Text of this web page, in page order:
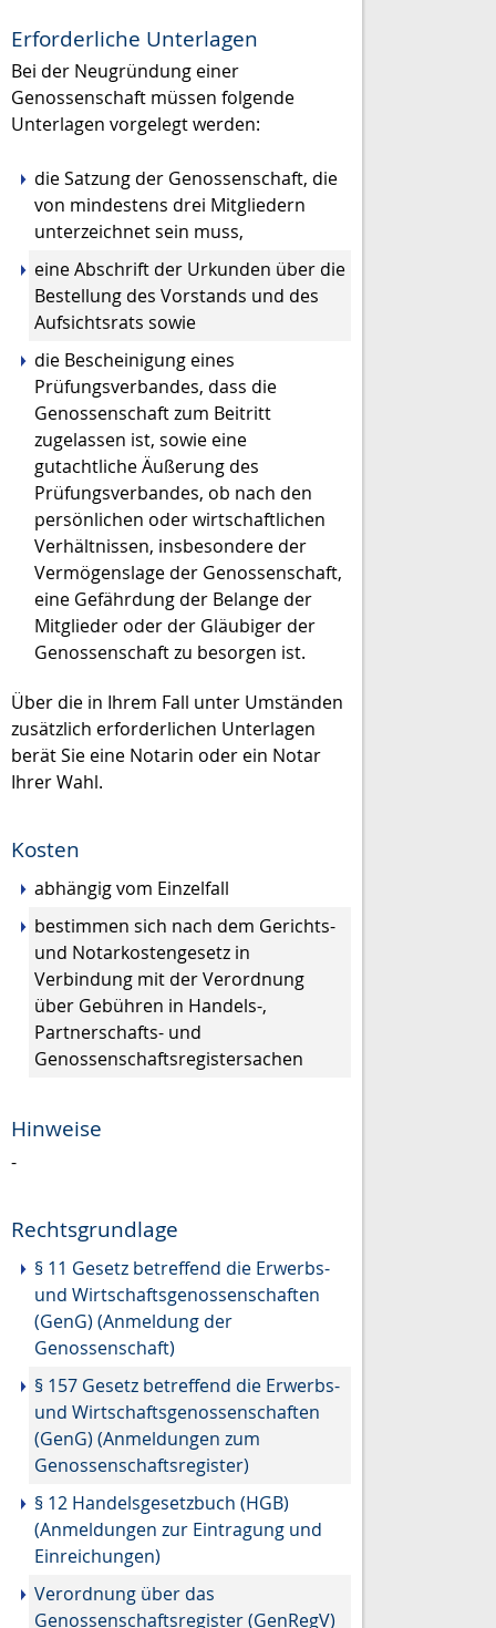
Erforderliche Unterlagen
Bei der Neugründung einer
Genossenschaft müssen folgende
Unterlagen vorgelegt werden:
die Satzung der Genossenschaft, die
von mindestens drei Mitgliedern
unterzeichnet sein muss,
eine Abschrift der Urkunden über die
Bestellung des Vorstands und des
Aufsichtsrats sowie
die Bescheinigung eines
Prüfungsverbandes, dass die
Genossenschaft zum Beitritt
zugelassen ist, sowie eine
gutachtliche Äußerung des
Prüfungsverbandes, ob nach den
persönlichen oder wirtschaftlichen
Verhältnissen, insbesondere der
Vermögenslage der Genossenschaft,
eine Gefährdung der Belange der
Mitglieder oder der Gläubiger der
Genossenschaft zu besorgen ist.
Über die in Ihrem Fall unter Umständen
zusätzlich erforderlichen Unterlagen
berät Sie eine Notarin oder ein Notar
Ihrer Wahl.
Kosten
abhängig vom Einzelfall
bestimmen sich nach dem Gerichts-
und Notarkostengesetz in
Verbindung mit der Verordnung
über Gebühren in Handels-,
Partnerschafts- und
Genossenschaftsregistersachen
Hinweise
-
Rechtsgrundlage
§ 11 Gesetz betreffend die Erwerbs-
und Wirtschaftsgenossenschaften
(GenG) (Anmeldung der
Genossenschaft)
§ 157 Gesetz betreffend die Erwerbs-
und Wirtschaftsgenossenschaften
(GenG) (Anmeldungen zum
Genossenschaftsregister)
§ 12 Handelsgesetzbuch (HGB)
(Anmeldungen zur Eintragung und
Einreichungen)
Verordnung über das
Genossenschaftsregister (GenRegV)